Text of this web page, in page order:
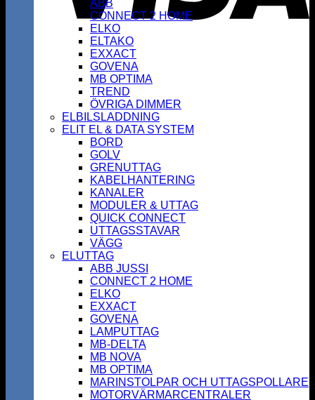
ABB
CONNECT 2 HOME
ELKO
ELTAKO
EXXACT
GOVENA
MB OPTIMA
TREND
ÖVRIGA DIMMER
ELBILSLADDNING
ELIT EL & DATA SYSTEM
BORD
GOLV
GRENUTTAG
KABELHANTERING
KANALER
MODULER & UTTAG
QUICK CONNECT
UTTAGSSTAVAR
VÄGG
ELUTTAG
ABB JUSSI
CONNECT 2 HOME
ELKO
EXXACT
GOVENA
LAMPUTTAG
MB-DELTA
MB NOVA
MB OPTIMA
MARINSTOLPAR OCH UTTAGSPOLLARE
MOTORVÄRMARCENTRALER